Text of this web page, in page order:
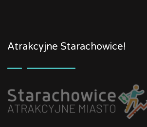
Atrakcyjne Starachowice!